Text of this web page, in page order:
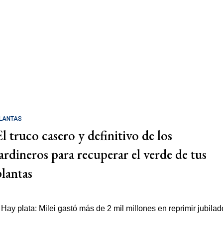
truco casero y definitivo de los
para recuperar el verde de tus